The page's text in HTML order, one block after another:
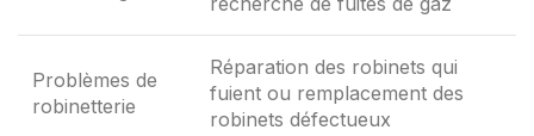
Problèmes de
robinetterie
Réparation des robinets qui
fuient ou remplacement des
robinets défectueux